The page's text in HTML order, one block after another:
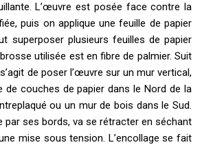
L’œuvre est posée face contre la
puis on applique une feuille de papier
superposer plusieurs feuilles de papier
utilisée est en fibre de palmier. Suit
de poser l’œuvre sur un mur vertical,
de couches de papier dans le Nord de la
ou un mur de bois dans le Sud.
par ses bords, va se rétracter en séchant
mise sous tension. L’encollage se fait